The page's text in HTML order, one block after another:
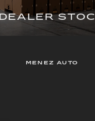
DEALER
MENEZ AUTO